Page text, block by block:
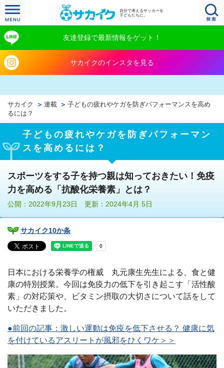
自分で考えるサッカーを
子どもたちに。
友達登録で最新情報をゲット！
サカイクのインスタを見る
サカイク 連載
子どもの疲れやケガを防ぎパフォーマンスを高め
るには？
子どもの疲れやケガを防ぎパフォーマン
スを高めるには？
スポーツをする子を持つ親は知っておきたい！免疫
力を高める「抗酸化栄養素」とは？
公開：2022年9月23日 更新：2024年4月 5日
サカイク10か条
日本における栄養学の権威 丸元康生先生による、食と健
康の特別授業。今回は免疫力の低下を引き起こす「活性酸
素」の対応策や、ビタミン摂取の大切さについて話をして
いただきました。
●前回の記事：激しい運動は免疫を低下させる？ 健康に気
を付けているアスリートが風邪をひくワケ＞＞